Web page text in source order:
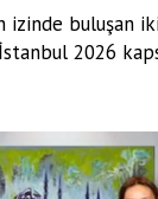
izinde buluşan
2026